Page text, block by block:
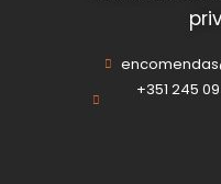
+351 245